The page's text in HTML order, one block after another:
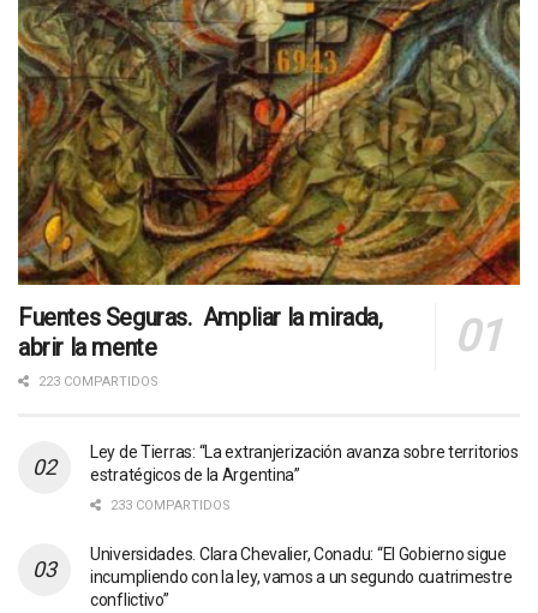
Fuentes Seguras. Ampliar la mirada,
abrir la mente
223 COMPARTIDOS
Ley de Tierras: “La extranjerización avanza sobre territorios
estratégicos de la Argentina”
233 COMPARTIDOS
Universidades. Clara Chevalier, Conadu: “El Gobierno sigue
incumpliendo con la ley, vamos a un segundo cuatrimestre
conflictivo”